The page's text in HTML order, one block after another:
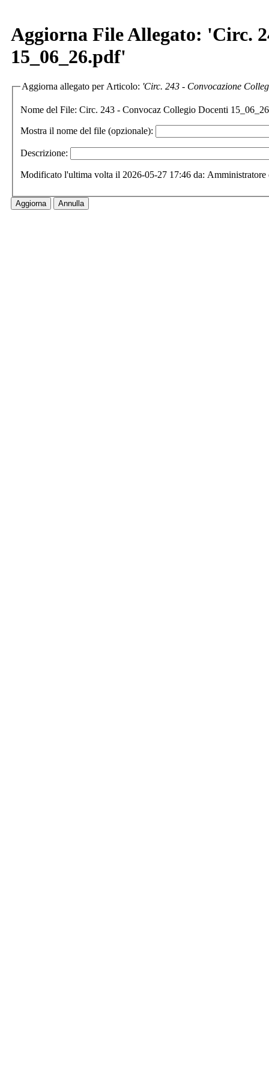
Aggiorna File Allegato: 'Circ.
15_06_26.pdf'
Aggiorna allegato per Articolo: 'Circ. 243 - Convocazione
Nome del File: Circ. 243 - Convocaz Collegio Docenti
Mostra il nome del file (opzionale):
Descrizione:
Modificato l'ultima volta il 2026-05-27 17:46 da: Amministratore